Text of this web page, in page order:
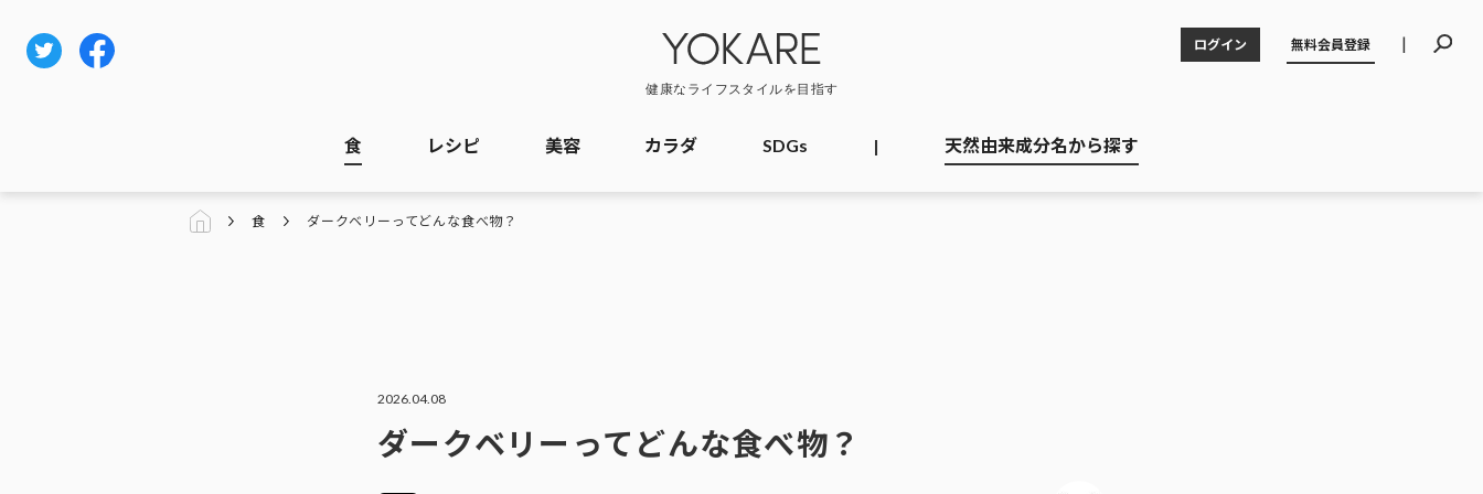
ログイン 無料会員登録 |
食 レシピ 美容 カラダ SDGs | 天然由来成分名から探す
食 ダークベリーってどんな食べ物？
2026.04.08
ダークベリーってどんな食べ物？